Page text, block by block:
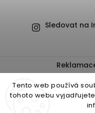
Tento web používá
tohoto webu
Sledovat na
Obchodní podmínky